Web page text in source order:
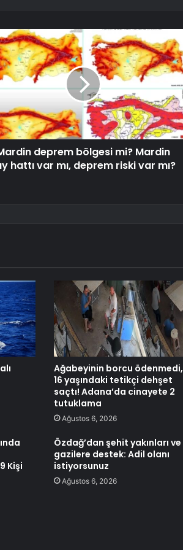
deprem bölgesi mi? Mardin
hattı var mı, deprem riski var mı?
Ağabeyinin borcu ödenmedi,
16 yaşındaki tetikçi dehşet
saçtı! Adana’da cinayete 2
tutuklama
Ağustos 6, 2026
Kişi
Özdağ’dan şehit yakınları ve
gazilere destek: Adil olanı
istiyorsunuz
Ağustos 6, 2026